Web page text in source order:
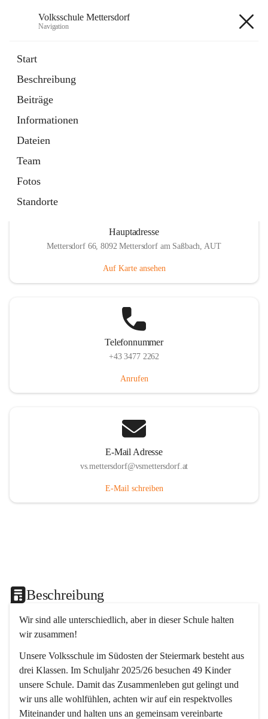
Volksschule Mettersdorf
Navigation
Start
Beschreibung
Beiträge
Informationen
Dateien
Team
Fotos
Standorte
Externe Webseite
in
Tab
Termine
Artikel
öffnet
in
neuem
Tab
Hauptadresse
Mettersdorf 66, 8092 Mettersdorf am Saßbach, AUT
Auf Karte ansehen
Telefonnummer
+43 3477 2262
Anrufen
E-Mail Adresse
vs.mettersdorf@vsmettersdorf.at
E-Mail schreiben
Beschreibung
Wir sind alle unterschiedlich, aber in dieser Schule halten
wir zusammen!
Unsere Volksschule im Südosten der Steiermark besteht aus
drei Klassen. Im Schuljahr 2025/26 besuchen 49 Kinder
unsere Schule. Damit das Zusammenleben gut gelingt und
wir uns alle wohlfühlen, achten wir auf ein respektvolles
Miteinander und halten uns an gemeinsam vereinbarte